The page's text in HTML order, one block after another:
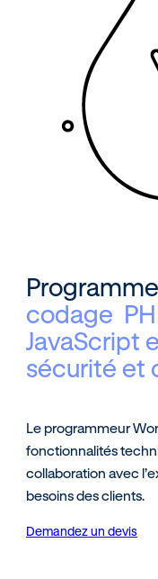
codage
JavaScript
sécurité et
Le programmeur
fonctionnalités
collaboration avec
besoins des clients.
Demandez un devis